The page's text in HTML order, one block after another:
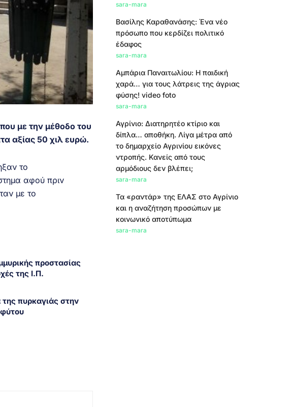
με την μέθοδο του
αξίας 50 χιλ ευρώ.
το
αφού πριν
με το
προστασίας
της Ι.Π.
της πυρκαγιάς στην
sara-mara
Βασίλης Καραθανάσης: Ένα νέο
πρόσωπο που κερδίζει πολιτικό
έδαφος
sara-mara
Αμπάρια Παναιτωλίου: Η παιδική
χαρά… για τους λάτρεις της άγριας
φύσης! video foto
sara-mara
Αγρίνιο: Διατηρητέο κτίριο και
δίπλα… αποθήκη. Λίγα μέτρα από
το δημαρχείο Αγρινίου εικόνες
ντροπής. Κανείς από τους
αρμόδιους δεν βλέπει;
sara-mara
Τα «ραντάρ» της ΕΛΑΣ στο Αγρίνιο
και η αναζήτηση προσώπων με
κοινωνικό αποτύπωμα
sara-mara